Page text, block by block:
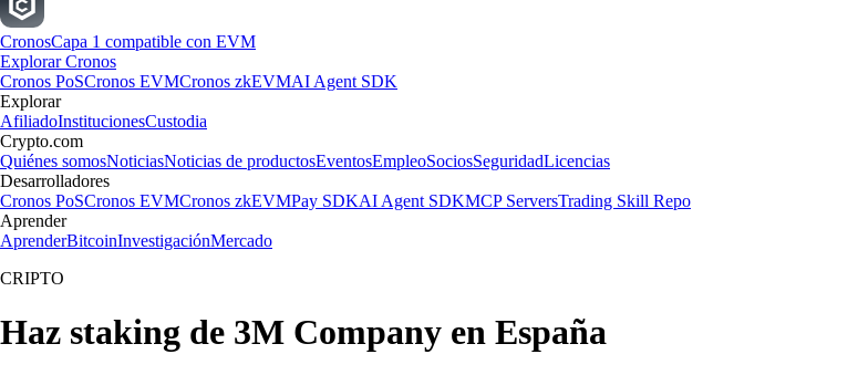
CronosCapa 1 compatible con EVM
Explorar Cronos
Cronos PoSCronos EVMCronos zkEVMAI Agent SDK
Explorar
AfiliadoInstitucionesCustodia
Crypto.com
Quiénes somosNoticiasNoticias de productosEventosEmpleoSociosSeguridadLicencias
Desarrolladores
Cronos PoSCronos EVMCronos zkEVMPay SDKAI Agent SDKMCP ServersTrading Skill Repo
Aprender
AprenderBitcoinInvestigaciónMercado
CRIPTO
Haz staking de 3M Company en España